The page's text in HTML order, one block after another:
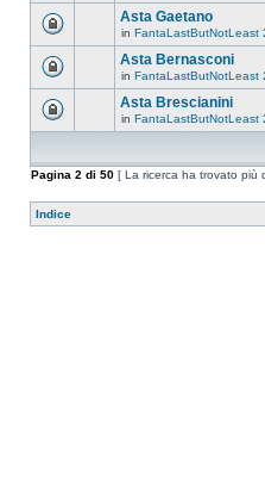
Asta Gaetano
in FantaLastButNotLeast
Asta Bernasconi
in FantaLastButNotLeast
Asta Brescianini
in FantaLastButNotLeast
Pagina 2 di 50 [ La ricerca ha trovato più
Indice